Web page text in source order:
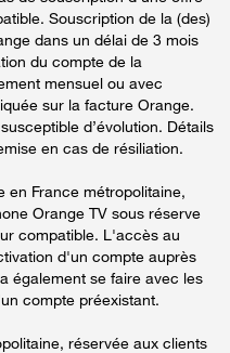
Souscription de la (des)
dans un délai de 3 mois
du compte de la
mensuel ou avec
sur la facture Orange.
d’évolution. Détails
en cas de résiliation.
en France métropolitaine,
Orange TV sous réserve
compatible. L'accès au
d'un compte auprès
également se faire avec les
compte préexistant.
réservée aux clients